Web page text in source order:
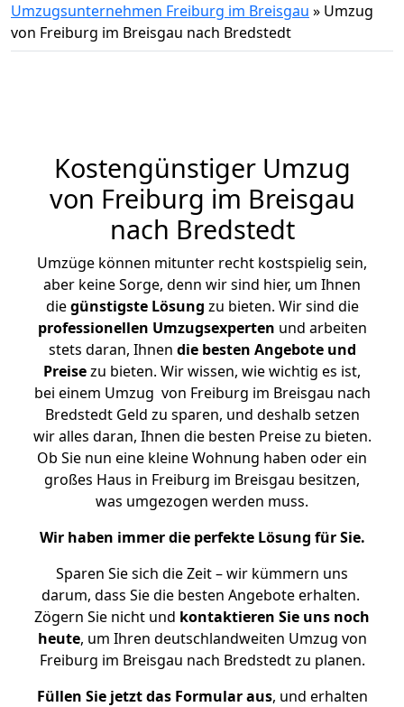
Umzugsunternehmen Freiburg im Breisgau » Umzug
von Freiburg im Breisgau nach Bredstedt
Kostengünstiger Umzug
von Freiburg im Breisgau
nach Bredstedt
Umzüge können mitunter recht kostspielig sein,
aber keine Sorge, denn wir sind hier, um Ihnen
diegünstigste Lösung zu bieten. Wir sind die
professionellen Umzugsexperten und arbeiten
stets daran, Ihnen die besten Angebote und
Preisezu bieten. Wir wissen, wie wichtig es ist,
bei einem Umzug von Freiburg im Breisgau nach
Bredstedt Geld zu sparen, und deshalb setzen
wir alles daran, Ihnen die besten Preise zu bieten.
Ob Sie nun eine kleine Wohnung haben oder ein
großes Haus in Freiburg im Breisgau besitzen,
was umgezogen werden muss.
Wir haben immer die perfekte Lösung für Sie.
Sparen Sie sich die Zeit – wir kümmern uns
darum, dass Sie die besten Angebote erhalten.
Zögern Sie nicht und kontaktieren Sie uns noch
heute, um Ihren deutschlandweiten Umzug von
Freiburg im Breisgau nach Bredstedt zu planen.
Füllen Sie jetzt das Formular aus, und erhalten